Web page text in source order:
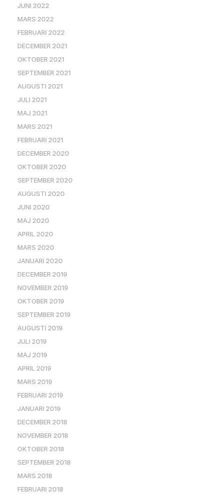
JUNI 2022
MARS 2022
FEBRUARI 2022
DECEMBER 2021
OKTOBER 2021
SEPTEMBER 2021
AUGUSTI 2021
JULI 2021
MAJ 2021
MARS 2021
FEBRUARI 2021
DECEMBER 2020
OKTOBER 2020
SEPTEMBER 2020
AUGUSTI 2020
JUNI 2020
MAJ 2020
APRIL 2020
MARS 2020
JANUARI 2020
DECEMBER 2019
NOVEMBER 2019
OKTOBER 2019
SEPTEMBER 2019
AUGUSTI 2019
JULI 2019
MAJ 2019
APRIL 2019
MARS 2019
FEBRUARI 2019
JANUARI 2019
DECEMBER 2018
NOVEMBER 2018
OKTOBER 2018
SEPTEMBER 2018
MARS 2018
FEBRUARI 2018